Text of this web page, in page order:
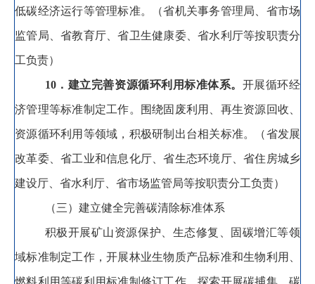
低碳经济运行等管理标准。 （省机关事务管理局、省市场
监管局、省教育厅、省卫生健康委、省水利厅等按职责分
工负责）
10．建立完善资源循环利用标准体系。 开展循环经
济管理等标准制定工作。 围绕固废利用 再生资源回收、
资源循环利用等领域 ， 积极研制 出台相关标准。 （省发展
改革委、省工业和信息化厅、省生态环境厅、省住房城乡
建设厅、省水利厅、省市场监管局等按职责分工负责）
（三）建立健全完善碳清除标准体系
积极开展矿山资源保护、生态修复、固碳增汇等领
域标准制定工作， 开展林业生物质产品标准和生物利用、
燃料利用等碳利用标准制修订工作， 探索开展碳捕集、碳